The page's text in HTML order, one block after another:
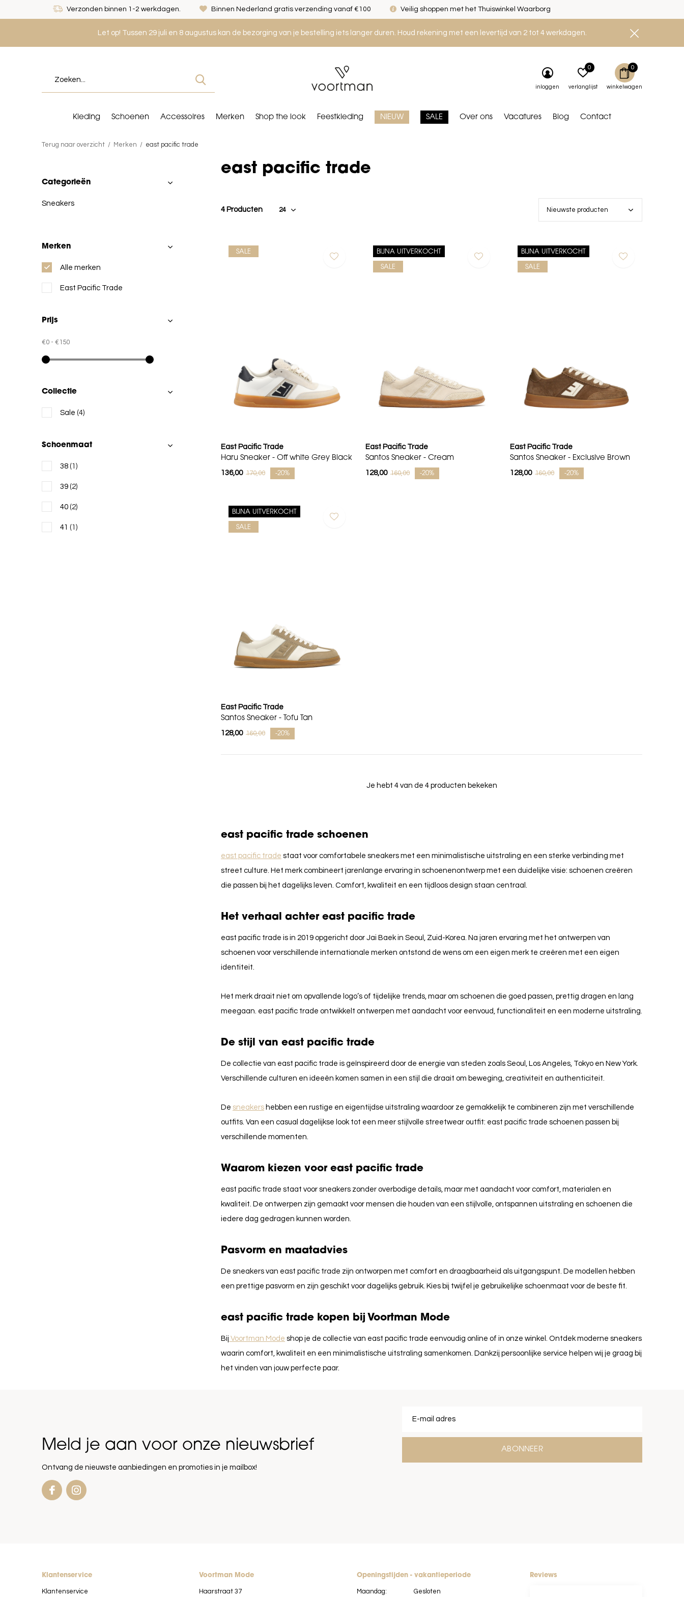
Let op! Tussen 29 juli en 8 augustus kan de bezorging van je bestelling iets langer duren. Houd rekening met een levertijd van 2 tot 4 werkdagen.
Kleding Schoenen Accessoires Merken Shop the look Feestkleding NIEUW SALE Over ons Vacatures Blog Contact
inloggen verlanglijst
0
winkelwagen
0
Verzonden binnen 1-2 werkdagen. Binnen Nederland gratis verzending vanaf €100 Veilig shoppen met het Thuiswinkel Waarborg
Terug naar overzicht Merken east pacific trade
east pacific trade
4 Producten
SALE
East Pacific Trade
Haru Sneaker - Off white Grey Black
136,00 170,00 -20%
BIJNA UITVERKOCHT
SALE
East Pacific Trade
Santos Sneaker - Cream
128,00 160,00 -20%
BIJNA UITVERKOCHT
SALE
East Pacific Trade
Santos Sneaker - Exclusive Brown
128,00 160,00 -20%
BIJNA UITVERKOCHT
SALE
East Pacific Trade
Santos Sneaker - Tofu Tan
128,00 160,00 -20%
Je hebt 4 van de 4 producten bekeken
east pacific trade schoenen
east pacific trade staat voor comfortabele sneakers met een minimalistische uitstraling en een sterke verbinding met
street culture. Het merk combineert jarenlange ervaring in schoenenontwerp met een duidelijke visie: schoenen creëren
die passen bij het dagelijks leven. Comfort, kwaliteit en een tijdloos design staan centraal.
Het verhaal achter east pacific trade
east pacific trade is in 2019 opgericht door Jai Baek in Seoul, Zuid-Korea. Na jaren ervaring met het ontwerpen van
schoenen voor verschillende internationale merken ontstond de wens om een eigen merk te creëren met een eigen
identiteit.
Het merk draait niet om opvallende logo’s of tijdelijke trends, maar om schoenen die goed passen, prettig dragen en lang
meegaan. east pacific trade ontwikkelt ontwerpen met aandacht voor eenvoud, functionaliteit en een moderne uitstraling.
De stijl van east pacific trade
De collectie van east pacific trade is geïnspireerd door de energie van steden zoals Seoul, Los Angeles, Tokyo en New York.
Verschillende culturen en ideeën komen samen in een stijl die draait om beweging, creativiteit en authenticiteit.
De sneakers hebben een rustige en eigentijdse uitstraling waardoor ze gemakkelijk te combineren zijn met verschillende
outfits. Van een casual dagelijkse look tot een meer stijlvolle streetwear outfit: east pacific trade schoenen passen bij
verschillende momenten.
Waarom kiezen voor east pacific trade
east pacific trade staat voor sneakers zonder overbodige details, maar met aandacht voor comfort, materialen en
kwaliteit. De ontwerpen zijn gemaakt voor mensen die houden van een stijlvolle, ontspannen uitstraling en schoenen die
iedere dag gedragen kunnen worden.
Pasvorm en maatadvies
De sneakers van east pacific trade zijn ontworpen met comfort en draagbaarheid als uitgangspunt. De modellen hebben
een prettige pasvorm en zijn geschikt voor dagelijks gebruik. Kies bij twijfel je gebruikelijke schoenmaat voor de beste fit.
east pacific trade kopen bij Voortman Mode
Bij Voortman Mode shop je de collectie van east pacific trade eenvoudig online of in onze winkel. Ontdek moderne sneakers
waarin comfort, kwaliteit en een minimalistische uitstraling samenkomen. Dankzij persoonlijke service helpen wij je graag bij
het vinden van jouw perfecte paar.
Categorieën
Sneakers
Merken
Alle merken
East Pacific Trade
Prijs
€0 - €150
Collectie
Sale (4)
Schoenmaat
38 (1)
39 (2)
40 (2)
41 (1)
Meld je aan voor onze nieuwsbrief
Ontvang de nieuwste aanbiedingen en promoties in je mailbox!
ABONNEER
Klantenservice
Klantenservice
Voortman Mode
Haarstraat 37
Openingstijden - vakantieperiode
Maandag: Gesloten
Reviews